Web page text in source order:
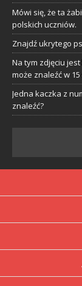
Mówi się, że ta
polskich uczniów.
Znajdź ukrytego
Na tym zdjęciu
może znaleźć w
Jedna kaczka z
znaleźć?